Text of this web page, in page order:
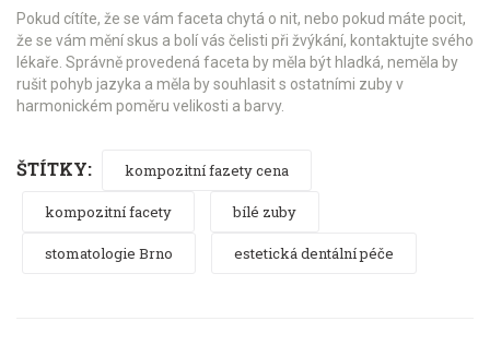
Pokud cítíte, že se vám faceta chytá o nit, nebo pokud máte pocit,
že se vám mění skus a bolí vás čelisti při žvýkání, kontaktujte svého
lékaře. Správně provedená faceta by měla být hladká, neměla by
rušit pohyb jazyka a měla by souhlasit s ostatními zuby v
harmonickém poměru velikosti a barvy.
ŠTÍTKY: kompozitní fazety cena
kompozitní facety bílé zuby
stomatologie Brno estetická dentální péče